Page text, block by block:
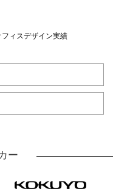
フィスデザイン実績
ー